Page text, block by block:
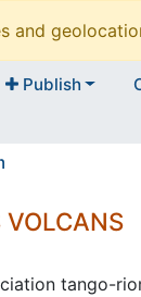
and
Publish
VOLCANS
tango-